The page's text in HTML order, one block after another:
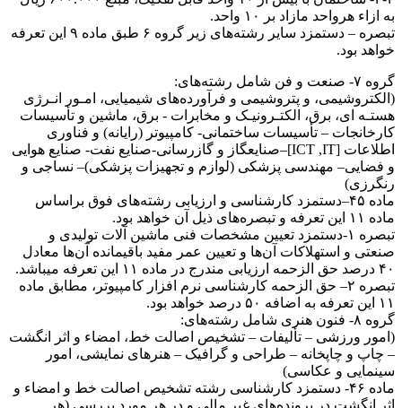
به ازاء هرواحد مازاد بر ۱۰ واحد.
تبصره – دستمزد سایر رشته‌های زیر گروه ۶ طبق ماده ۹ این تعرفه
خواهد بود.
گروه ۷- صنعت و فن شامل رشته‌های:
(الکتروشیمی، و پتروشیمی و فرآورده‌های شیمیایی، امـور انـرژی
هستـه ای، برق، الکتـرونیـک و مخابرات - برق، ماشین و تأسیسات
کارخانجات – تأسیسات ساختمانی- کامپیوتر (رایانه) و فناوری
اطلاعات [ICT ,IT]–صنایعگاز و گازرسانی-صنایع نفت- صنایع هوايی
و فضايی– مهندسی پزشکی (لوازم و تجهیزات پزشکی)– نساجی و
رنگرزی)
ماده ۴۵–دستمزد کارشناسی و ارزیابی رشته‌های فوق براساس
ماده ۱۱ این تعرفه و تبصره‌های ذیل آن خواهد بود.
تبصره ۱-دستمزد تعیین مشخصات فنی ماشین آلات تولیدی و
صنعتی و استهلاکات آن‌ها و تعیین عمر مفید باقیمانده آن‌ها معادل
۴۰ درصد حق الزحمه ارزیابی مندرج در ماده ۱۱ این تعرفه میباشد.
تبصره ۲– حق الزحمه کارشناسی نرم افزار کامپیوتر، مطابق ماده
۱۱ این تعرفه به اضافه ۵۰ درصد خواهد بود.
گروه ۸- فنون هنری شامل رشته‌های:
(امور ورزشی – تألیفات – تشخیص اصالت خط، امضاء و اثر انگشت
– چاپ و چاپخانه – طراحی و گرافیک – هنر‌های نمایشی، امور
سینمایی و عکاسی)
ماده ۴۶- دستمزد کارشناسی رشته تشخیص اصالت خط و امضاء و
اثر انگشت در پرونده‌های غیر مالی و در هر مورد بررسی (هر